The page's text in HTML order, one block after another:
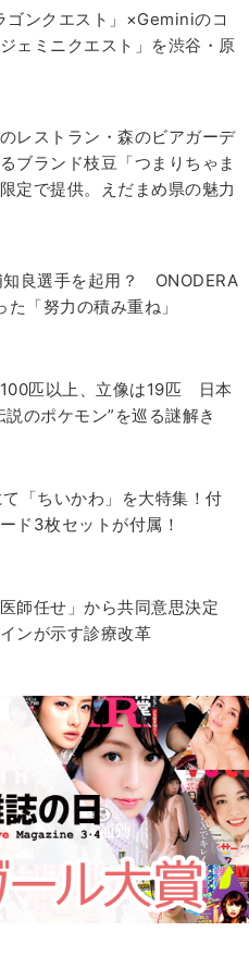
ゴンクエスト」×Geminiのコ
ェミニクエスト」を渋谷・原
レストラン・森のビアガーデ
ブランド枝豆「つまりちゃま
定で提供。えだまめ県の魅力
知良選手を起用？ ONODERA
た「努力の積み重ね」
匹以上、立像は19匹 日本
のポケモン”を巡る謎解き
て「ちいかわ」を大特集！付
ド3枚セットが付属！
師任せ」から共同意思決定
ンが示す診療改革